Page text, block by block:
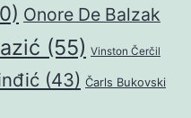
Onore De Balzak
(55) Vinston Čerčil
(43) Čarls Bukovski